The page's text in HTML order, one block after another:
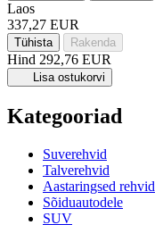
Laos
337,27 EUR
Tühista Rakenda
Hind 292,76 EUR
Lisa ostukorvi
Kategooriad
Suverehvid
Talverehvid
Aastaringsed rehvid
Sõiduautodele
SUV